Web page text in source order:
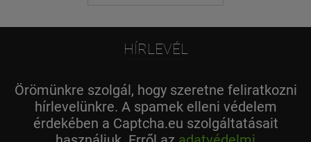
HÍRLEVÉL
Örömünkre szolgál, hogy szeretne feliratkozni
hírlevelünkre. A spamek elleni védelem
érdekében a Captcha.eu szolgáltatásait